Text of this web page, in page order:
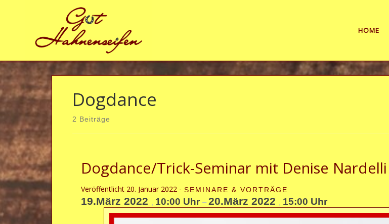
Zum Inhalt springen
HOME
Dogdance
2 Beiträge
Dogdance/Trick-Seminar mit Denise Nardelli
Veröffentlicht 20. Januar 2022- SEMINARE & VORTRÄGE
19.März 2022 , 10:00 Uhr – 20.März 2022 , 15:00 Uhr